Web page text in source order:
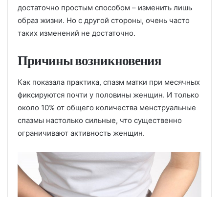
достаточно простым способом – изменить лишь
образ жизни. Но с другой стороны, очень часто
таких изменений не достаточно.
Причины возникновения
Как показала практика, спазм матки при месячных
фиксируются почти у половины женщин. И только
около 10% от общего количества менструальные
спазмы настолько сильные, что существенно
ограничивают активность женщин.